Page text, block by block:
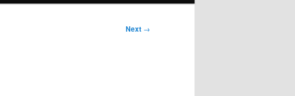
Next →